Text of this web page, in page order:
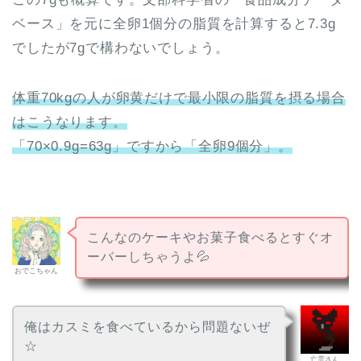
ベース」を元に全卵1個分の脂質を計算すると7.3g
でしたが7gで構わないでしょう。
体重70kgの人が卵黄だけで最小限の脂質を摂る場合
はこうなります。
「70×0.9g=63g」ですから「全卵9個分」。
おでこちゃん
こんなのケーキやお菓子食べるとすぐオ
ーバーしちゃうよ💦
俺はカスミを食べているから問題ないぜ
☆